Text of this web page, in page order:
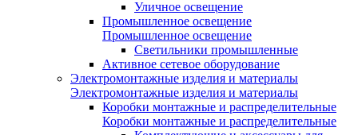
Уличное освещение
Промышленное освещение
Промышленное освещение
Светильники промышленные
Активное сетевое оборудование
Электромонтажные изделия и материалы
Электромонтажные изделия и материалы
Коробки монтажные и распределительные
Коробки монтажные и распределительные